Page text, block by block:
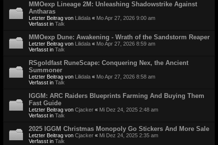
MMOexp Lineage 2M: Unleashing Shadowstrike Against
Antharas
Letzter Beitrag von Lilidala « Mo Apr 27, 2026 9:00 am
Verfasst in Talk
MMOexp Dune: Awakening - Wrath of the Sandstorm Reaper
Letzter Beitrag von Lilidala « Mo Apr 27, 2026 8:59 am
Verfasst in Talk
RSgoldfast RuneScape: Conquering Nex, the Ancient
Summoner
Letzter Beitrag von Lilidala « Mo Apr 27, 2026 8:58 am
Verfasst in Talk
IGGM: ARC Raiders Blueprints Farming And Buying Them
Fast Guide
Letzter Beitrag von Cjacker « Mi Dez 24, 2025 2:48 am
Verfasst in Talk
2025 IGGM Christmas Monopoly Go Stickers And More Sale
Letzter Beitrag von Cjacker « Mi Dez 24, 2025 2:35 am
Verfasst in Talk